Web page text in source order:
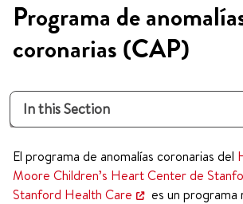
Programa de
coronarias (CAP)
In this Section
El programa de anomalías coronarias del
Moore Children’s Heart Center de
Stanford Health Care
es un programa